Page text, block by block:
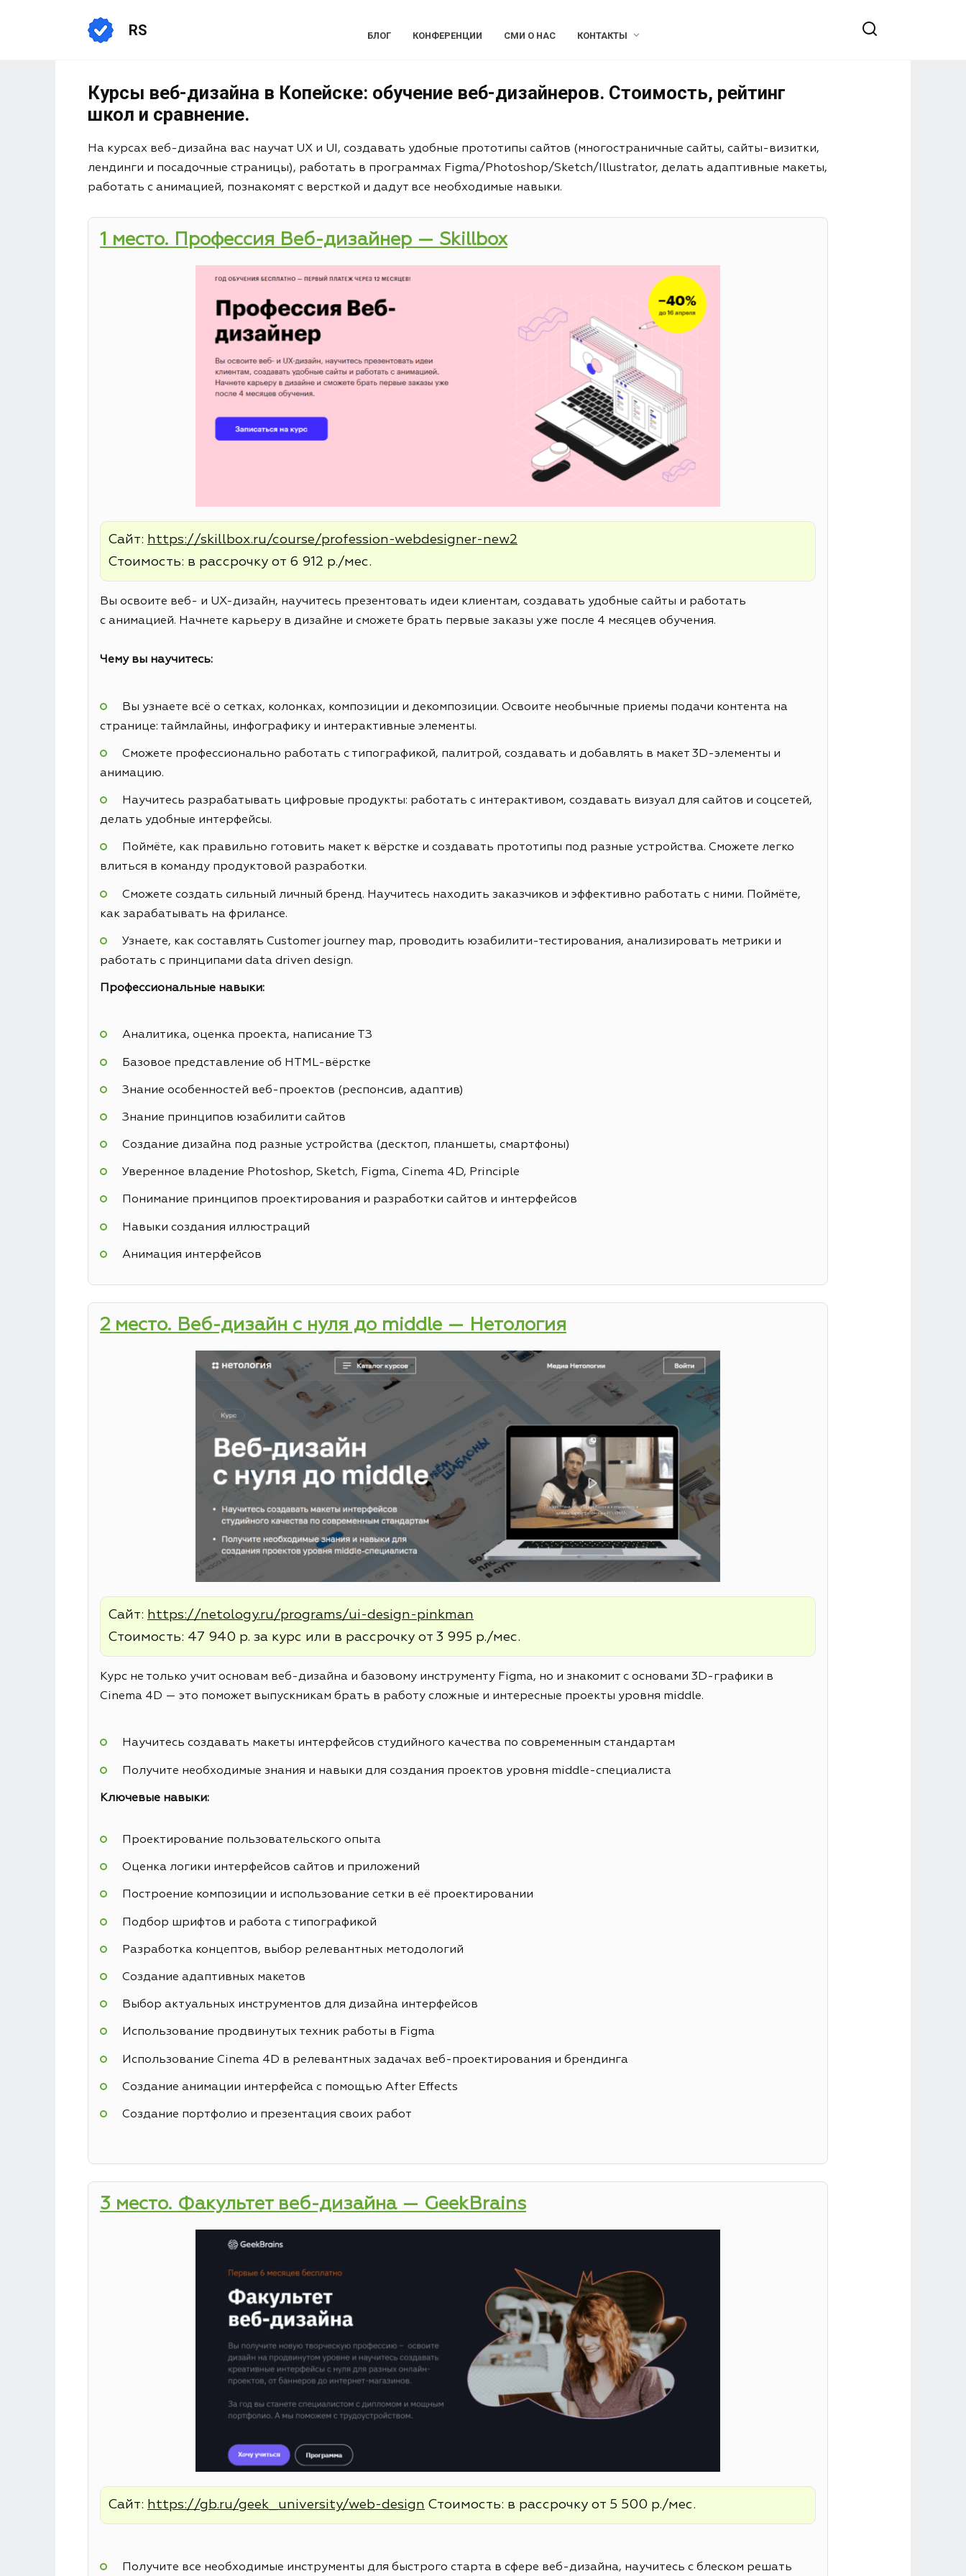
RS БЛОГ КОНФЕРЕНЦИИ СМИ О НАС КОНТАКТЫ
Курсы веб-дизайна в Копейске: обучение веб-дизайнеров. Стоимость, рейтинг
школ и сравнение.
На курсах веб-дизайна вас научат UX и UI, создавать удобные прототипы сайтов (многостраничные сайты, сайты-визитки,
лендинги и посадочные страницы), работать в программах Figma/Photoshop/Sketch/Illustrator, делать адаптивные макеты,
работать с анимацией, познакомят с версткой и дадут все необходимые навыки.
1 место. Профессия Веб-дизайнер — Skillbox
Сайт: https://skillbox.ru/course/profession-webdesigner-new2
Стоимость: в рассрочку от 6 912 р./мес.
Вы освоите веб- и UX-дизайн, научитесь презентовать идеи клиентам, создавать удобные сайты и работать
с анимацией. Начнете карьеру в дизайне и сможете брать первые заказы уже после 4 месяцев обучения.
Чему вы научитесь:
Вы узнаете всё о сетках, колонках, композиции и декомпозиции. Освоите необычные приемы подачи контента на
странице: таймлайны, инфографику и интерактивные элементы.
Сможете профессионально работать с типографикой, палитрой, создавать и добавлять в макет 3D-элементы и
анимацию.
Научитесь разрабатывать цифровые продукты: работать с интерактивом, создавать визуал для сайтов и соцсетей,
делать удобные интерфейсы.
Поймёте, как правильно готовить макет к вёрстке и создавать прототипы под разные устройства. Сможете легко
влиться в команду продуктовой разработки.
Сможете создать сильный личный бренд. Научитесь находить заказчиков и эффективно работать с ними. Поймёте,
как зарабатывать на фрилансе.
Узнаете, как составлять Customer journey map, проводить юзабилити-тестирования, анализировать метрики и
работать с принципами data driven design.
Профессиональные навыки:
Аналитика, оценка проекта, написание ТЗ
Базовое представление об HTML-вёрстке
Знание особенностей веб-проектов (респонсив, адаптив)
Знание принципов юзабилити сайтов
Создание дизайна под разные устройства (десктоп, планшеты, смартфоны)
Уверенное владение Photoshop, Sketch, Figma, Cinema 4D, Principle
Понимание принципов проектирования и разработки сайтов и интерфейсов
Навыки создания иллюстраций
Анимация интерфейсов
2 место. Веб-дизайн с нуля до middle — Нетология
Сайт: https://netology.ru/programs/ui-design-pinkman
Стоимость: 47 940 р. за курс или в рассрочку от 3 995 р./мес.
Курс не только учит основам веб-дизайна и базовому инструменту Figma, но и знакомит с основами 3D-графики в
Cinema 4D — это поможет выпускникам брать в работу сложные и интересные проекты уровня middle.
Научитесь создавать макеты интерфейсов студийного качества по современным стандартам
Получите необходимые знания и навыки для создания проектов уровня middle-специалиста
Ключевые навыки:
Проектирование пользовательского опыта
Оценка логики интерфейсов сайтов и приложений
Построение композиции и использование сетки в её проектировании
Подбор шрифтов и работа с типографикой
Разработка концептов, выбор релевантных методологий
Создание адаптивных макетов
Выбор актуальных инструментов для дизайна интерфейсов
Использование продвинутых техник работы в Figma
Использование Cinema 4D в релевантных задачах веб-проектирования и брендинга
Создание анимации интерфейса с помощью After Effects
Создание портфолио и презентация своих работ
3 место. Факультет веб-дизайна — GeekBrains
Сайт: https://gb.ru/geek_university/web-design Стоимость: в рассрочку от 5 500 р./мес.
Получите все необходимые инструменты для быстрого старта в сфере веб-дизайна, научитесь с блеском решать